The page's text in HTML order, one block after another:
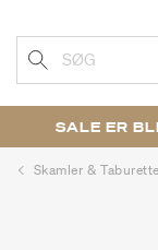
SØG
SALE ER
Skamler &